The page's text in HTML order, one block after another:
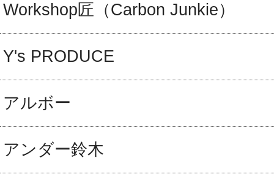
Workshop匠（Carbon Junkie）
Y's PRODUCE
アルボー
アンダー鈴木